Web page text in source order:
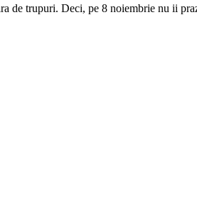
de trupuri. Deci, pe 8 noiembrie nu ii